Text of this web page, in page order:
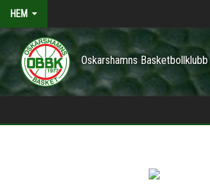
HEM
Oskarshamns Basketbollklubb